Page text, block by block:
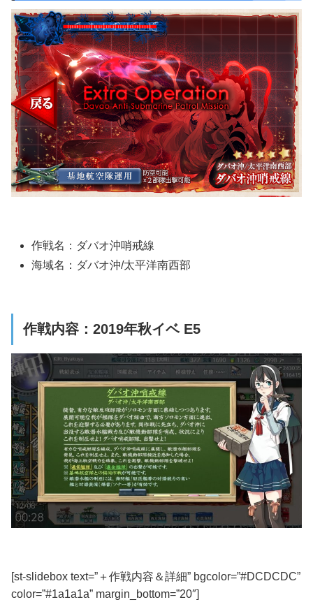
作戦名：ダバオ沖哨戒線
海域名：ダバオ沖/太平洋南西部
作戦内容：2019年秋イベ E5
[st-slidebox text=”＋作戦内容＆詳細” bgcolor=”#DCDCDC”
color=”#1a1a1a” margin_bottom=”20″]